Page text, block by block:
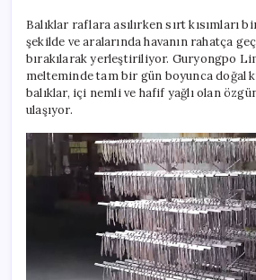
Balıklar raflara asılırken sırt kısımları
şekilde ve aralarında havanın rahatça
bırakılarak yerleştiriliyor. Guryongpo
melteminde tam bir gün boyunca doğal
balıklar, içi nemli ve hafif yağlı olan
ulaşıyor.